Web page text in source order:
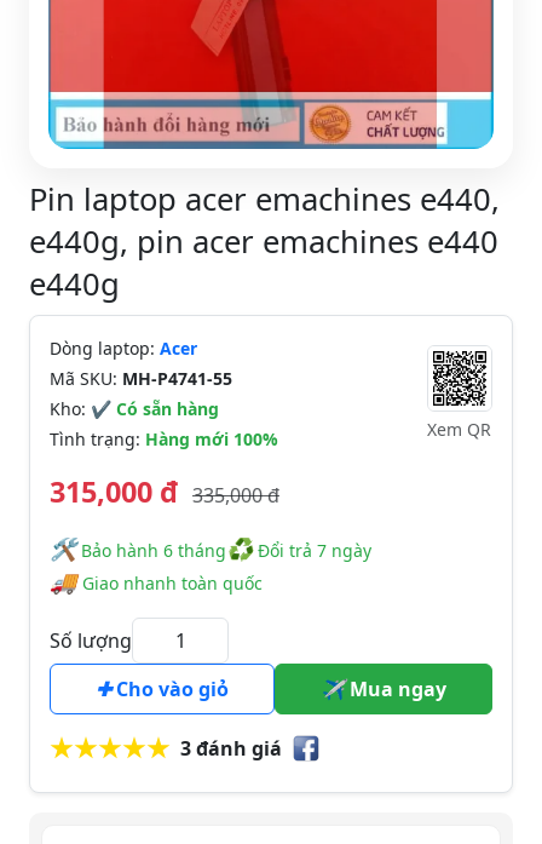
Pin laptop acer emachines e440,
e440g, pin acer emachines e440
e440g
Dòng laptop: Acer
Mã SKU: MH-P4741-55
Kho: ✔ Có sẵn hàng
Tình trạng: Hàng mới 100% Xem QR
315,000 đ 335,000 đ
🛠️️ Bảo hành 6 tháng♻Đổi trả 7 ngày
🚚Giao nhanh toàn quốc
Số lượng
Cho vào giỏ
Mua ngay
3 đánh giá